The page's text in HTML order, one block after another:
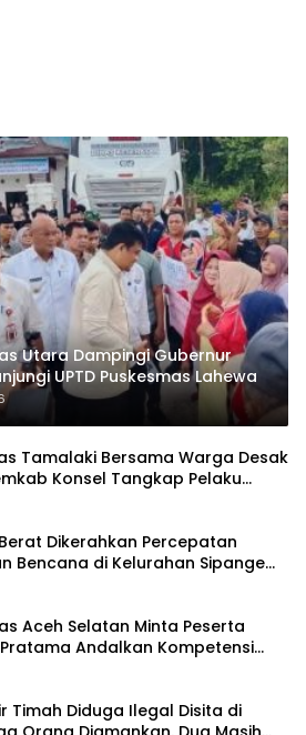
Utara Dampingi Gubernur
UPTD Puskesmas Lahewa
Tamalaki Bersama Warga Desak
Konsel Tangkap Pelaku
Sawit Overload, Truk PT KAP
Dikerahkan Percepatan
Bencana di Kelurahan Sipange
Aceh Selatan Minta Peserta
Pratama Andalkan Kompetensi
Bukan Kedekatan
Timah Diduga Ilegal Disita di